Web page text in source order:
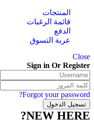
المنتجات
قائمة الرغبات
الدفع
عربة التسوق
Close
Sign in Or Register
Forgot your password?
NEW HERE?